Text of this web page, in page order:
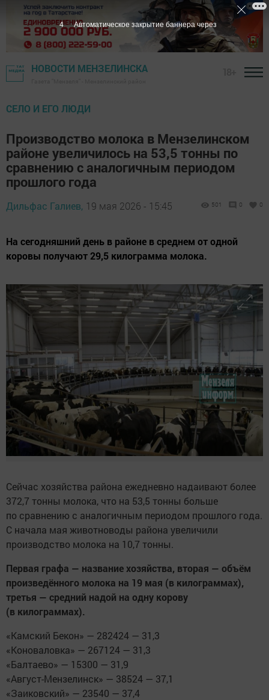
НОВОСТИ МЕНЗЕЛИНСКА
СЕЛО И ЕГО ЛЮДИ
Производство молока в Мензелинском
районе увеличилось на 53,5 тонны по
сравнению с аналогичным периодом
прошлого года
Дильфас Галиев, 19 мая 2026 - 15:45 501 0 0
На сегодняшний день в районе в среднем от одной
коровы получают 29,5 килограмма молока.
Сейчас хозяйства района ежедневно надаивают более
372,7 тонны молока, что на 53,5 тонны больше
по сравнению с аналогичным периодом прошлого года.
С начала мая животноводы района увеличили
производство молока на 10,7 тонны.
Первая графа — название хозяйства, вторая — объём
произведённого молока на 19 мая (в килограммах),
третья — средний надой на одну корову
(в килограммах).
«Камский Бекон» — 282424 — 31,3
«Коноваловка» — 267124 — 31,3
«Балтаево» — 15300 — 31,9
«Август-Мензелинск» — 38524 — 37,1
«Заиковский» — 23540 — 37,4
2 Автоматическое закрытие баннера через